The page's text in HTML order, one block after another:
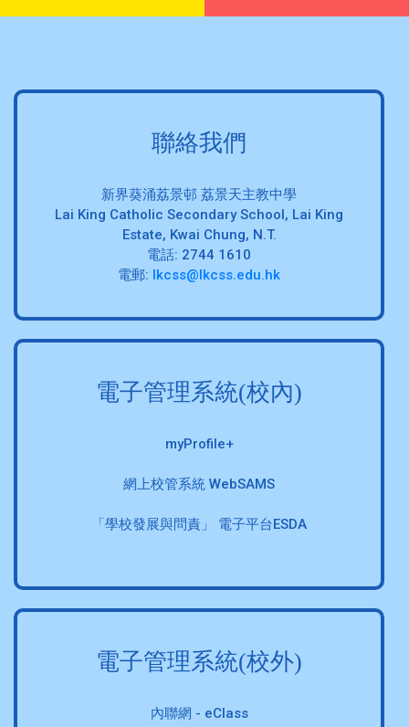
聯絡我們
新界葵涌荔景邨 荔景天主教中學
Lai King Catholic Secondary School, Lai King
Estate, Kwai Chung, N.T.
電話: 2744 1610
電郵: lkcss@lkcss.edu.hk
電子管理系統(校內)
myProfile+
網上校管系統 WebSAMS
「學校發展與問責」 電子平台ESDA
電子管理系統(校外)
內聯網 - eClass